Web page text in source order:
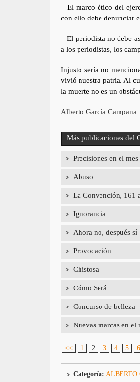
– El marco ético del
con ello debe denunciar
– El periodista no debe
a los periodistas, los
Injusto sería no
vivió nuestra patria. Al
la muerte no es un
Alberto García Campana
Más publicaciones del
Precisiones en el
Abuso
La Convención, 161
Ignorancia
Ahora no, después sí
Provocación
Chistosa
Cómo Será
Concurso de belleza
Nuevas marcas en el
<< 1 2 3 4 5 6
Categoría: ALBERTO